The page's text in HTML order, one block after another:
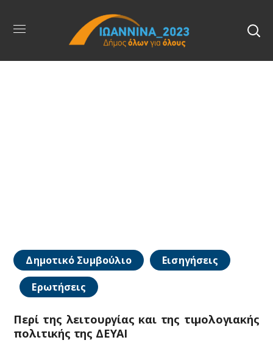
Δημοτικό Συμβούλιο
Εισηγήσεις
Ερωτήσεις
Περί της λειτουργίας και της τιμολογιακής
πολιτικής της ΔΕΥΑΙ